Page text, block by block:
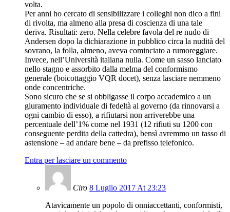
volta.
Per anni ho cercato di sensibilizzare i colleghi non dico a fini
di rivolta, ma almeno alla presa di coscienza di una tale
deriva. Risultati: zero. Nella celebre favola del re nudo di
Andersen dopo la dichiarazione in pubblico circa la nudità del
sovrano, la folla, almeno, aveva cominciato a rumoreggiare.
Invece, nell’Università italiana nulla. Come un sasso lanciato
nello stagno e assorbito dalla melma del conformismo
generale (boicottaggio VQR docet), senza lasciare nemmeno
onde concentriche.
Sono sicuro che se si obbligasse il corpo accademico a un
giuramento individuale di fedeltà al governo (da rinnovarsi a
ogni cambio di esso), a rifiutarsi non arriverebbe una
percentuale dell’1% come nel 1931 (12 rifiuti su 1200 con
conseguente perdita della cattedra), bensì avremmo un tasso di
astensione – ad andare bene – da prefisso telefonico.
Entra per lasciare un commento
Ciro 8 Luglio 2017 At 23:23
Atavicamente un popolo di onniaccettanti, conformisti,